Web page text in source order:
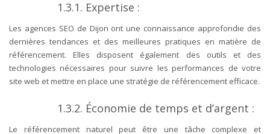
1.3.1. Expertise :
Les agences SEO de Dijon ont une connaissance approfondie des
dernières tendances et des meilleures pratiques en matière de
référencement. Elles disposent également des outils et des
technologies nécessaires pour suivre les performances de votre
site web et mettre en place une stratégie de référencement efficace.
1.3.2. Économie de temps et d’argent :
Le référencement naturel peut être une tâche complexe et